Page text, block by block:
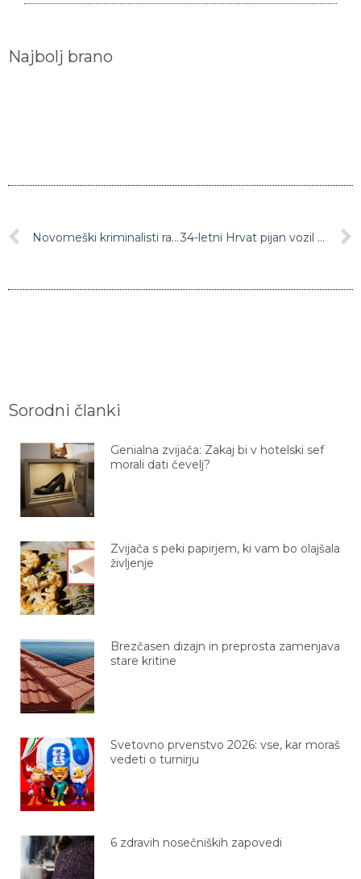
Najbolj brano
Novomeški kriminalisti razkrinkali zakonca, organizatorja prostitucije 34-letni Hrvat pijan vozil brez ene pnevmatike
Sorodni članki
Genialna zvijača: Zakaj bi v hotelski sef
morali dati čevelj?
Zvijača s peki papirjem, ki vam bo olajšala
življenje
Brezčasen dizajn in preprosta zamenjava
stare kritine
Svetovno prvenstvo 2026: vse, kar moraš
vedeti o turnirju
6 zdravih nosečniških zapovedi